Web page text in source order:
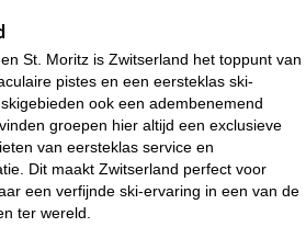
St. Moritz is Zwitserland het toppunt van
pistes en een eersteklas ski-
ook een adembenemend
groepen hier altijd een exclusieve
van eersteklas service en
Dit maakt Zwitserland perfect voor
een verfijnde ski-ervaring in een van de
ter wereld.